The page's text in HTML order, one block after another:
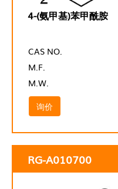
4-(氨甲基)苯甲酰胺
CAS NO.
M.F.
M.W.
询价
RG-A010700